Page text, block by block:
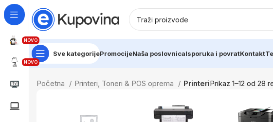
NOVO
NOVO
Sve kategorijePromocijeNaša poslovnicaIsporuka i povratKontakt
Početna Printeri, Toneri & POS oprema PrinteriPrikaz 1–12 od 28